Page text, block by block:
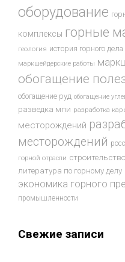
оборудование
комплексы горные
геология история горного дела
маркшейдерские работы
обогащение
обогащение руд обогащение
разведка мпи разработка
месторождений
месторождений
горной отрасли
литература по горному делу
экономика горного
промышленности
Свежие записи